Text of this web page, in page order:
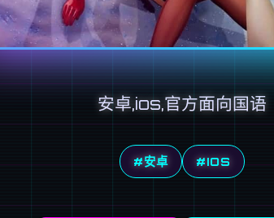
安卓,ios,官方面向国语
#安卓 #IOS